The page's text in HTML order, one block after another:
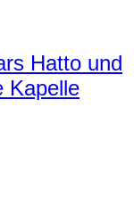
Hatto und
Kapelle